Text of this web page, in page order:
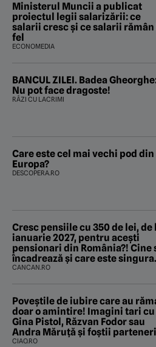
Ministerul Muncii a publicat
proiectul legii salarizării: ce
salarii cresc și ce salarii rămân
fel
ECONOMEDIA
BANCUL ZILEI. Badea
Nu pot face dragoste!
RÂZI CU LACRIMI
Care este cel mai vechi pod din
Europa?
DESCOPERA.RO
Cresc pensiile cu 350 de lei, de
ianuarie 2027, pentru acești
pensionari din România?! Cine
încadrează și care este singura
condiție
CANCAN.RO
Poveştile de iubire care au
doar o amintire! Imagini tari cu
Gina Pistol, Răzvan Fodor sau
Andra Măruţă şi foştii parteneri
CIAO.RO